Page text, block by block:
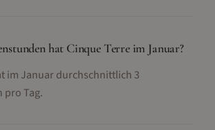
hat Cinque Terre im Januar?
im Januar durchschnittlich 3
pro Tag.